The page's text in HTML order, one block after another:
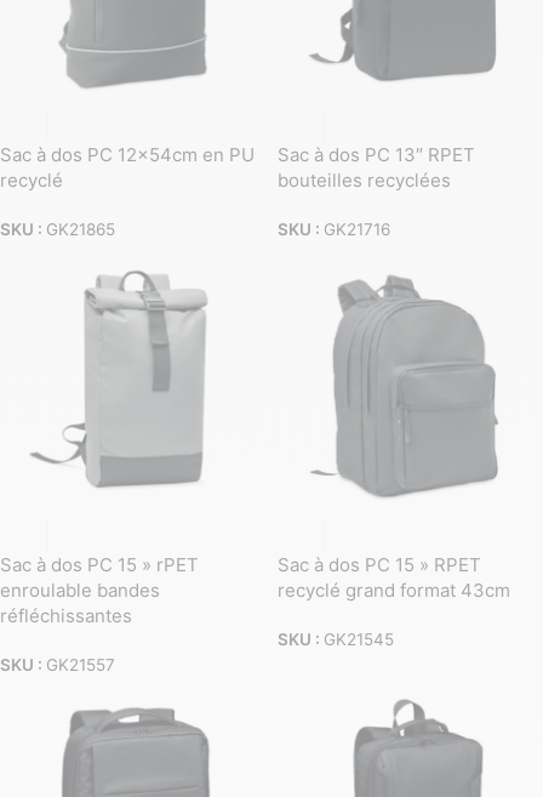
Sac à dos PC 12x54cm en PU
recyclé
SKU : GK21865
Sac à dos PC 13″ RPET
bouteilles recyclées
SKU : GK21716
Sac à dos PC 15 » rPET
enroulable bandes
réfléchissantes
SKU : GK21557
Sac à dos PC 15 » RPET
recyclé grand format 43cm
SKU : GK21545